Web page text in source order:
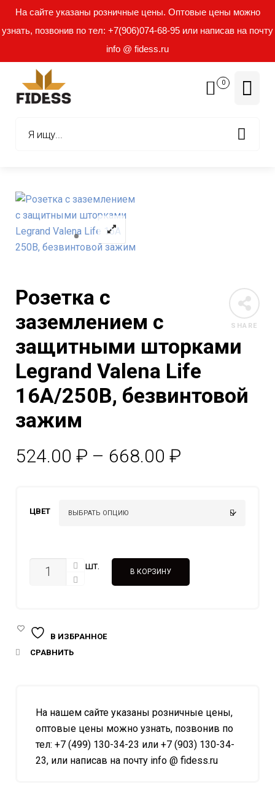
На сайте указаны розничные цены. Оптовые цены можно
узнать, позвонив по тел: +7(906)074-68-95 или написав на почту
info @ fidess.ru
0
SHARE
Розетка с
заземлением с
защитными шторками
Legrand Valena Life
16A/250В, безвинтовой
зажим
524.00 ₽ – 668.00 ₽
ЦВЕТ
КОЛИЧЕСТВО шт. В КОРЗИНУ
В ИЗБРАННОЕ
СРАВНИТЬ
На нашем сайте указаны розничные цены,
оптовые цены можно узнать, позвонив по
тел: +7 (499) 130-34-23 или +7 (903) 130-34-
23, или написав на почту info @ fidess.ru